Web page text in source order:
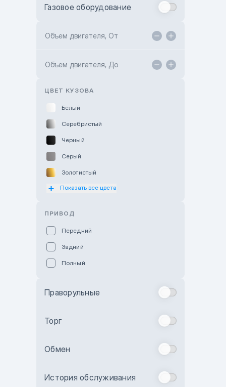
Toyota Kokshetau
Hyundai ShymCity
Газовое оборудование
Объем двигателя, От
Объем двигателя, До
ЦВЕТ КУЗОВА
Белый
Серебристый
Черный
Серый
Золотистый
Оранжевый
Бежевый
Комбинированный
Показать все цвета
ПРИВОД
Передний
Задний
Полный
Праворульные
Торг
Обмен
История обслуживания